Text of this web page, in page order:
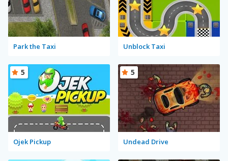
Park the Taxi Unblock Taxi
Ojek Pickup
5
Undead Drive
5